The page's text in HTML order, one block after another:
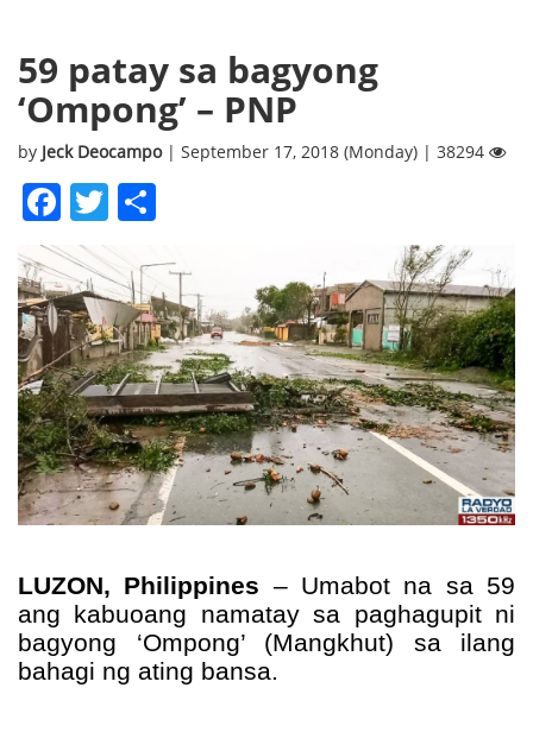
59 patay sa bagyong
‘Ompong’ – PNP
by Jeck Deocampo | September 17, 2018 (Monday) | 38294
Facebook
Twitter
LUZON, Philippines – Umabot na sa 59
ang kabuoang namatay sa paghagupit ni
bagyong ‘Ompong’ (Mangkhut) sa ilang
bahagi ng ating bansa.